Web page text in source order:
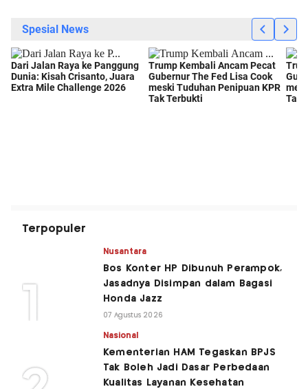
Terpopuler
Nusantara
Bos Konter HP Dibunuh Perampok,
Jasadnya Disimpan dalam Bagasi
Honda Jazz
07 Agustus 2026
Nasional
Kementerian HAM Tegaskan BPJS
Tak Boleh Jadi Dasar Perbedaan
Kualitas Layanan Kesehatan